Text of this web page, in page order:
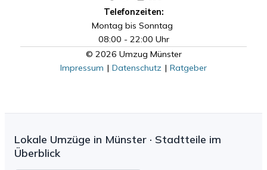
Telefonzeiten:
Montag bis Sonntag
08:00 - 22:00 Uhr
© 2026 Umzug Münster
Impressum | Datenschutz | Ratgeber
Lokale Umzüge in Münster · Stadtteile im
Überblick